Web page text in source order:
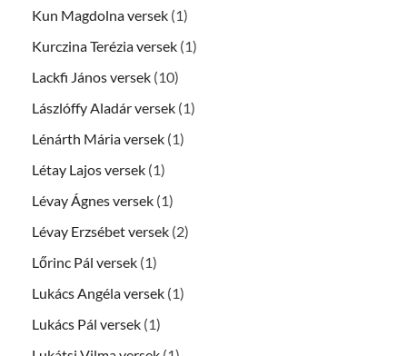
Kun Magdolna versek (1)
Kurczina Terézia versek (1)
Lackfi János versek (10)
Lászlóffy Aladár versek (1)
Lénárth Mária versek (1)
Létay Lajos versek (1)
Lévay Ágnes versek (1)
Lévay Erzsébet versek (2)
Lőrinc Pál versek (1)
Lukács Angéla versek (1)
Lukács Pál versek (1)